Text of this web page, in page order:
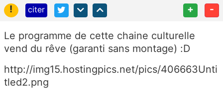
!
citer + -
Le programme de cette chaine culturelle
vend du rêve (garanti sans montage) :D
http://img15.hostingpics.net/pics/406663Unti
tled2.png